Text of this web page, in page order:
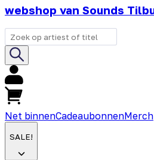
webshop van Sounds
Net binnenCadeaubonnenMerch
SALE!